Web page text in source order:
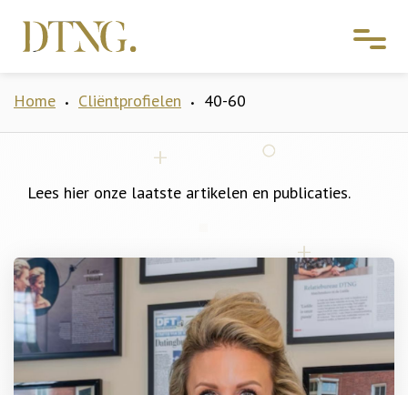
Home • Cliëntprofielen • 40-60
Lees hier onze laatste artikelen en publicaties.